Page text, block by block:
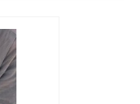
com
em
SOBRE